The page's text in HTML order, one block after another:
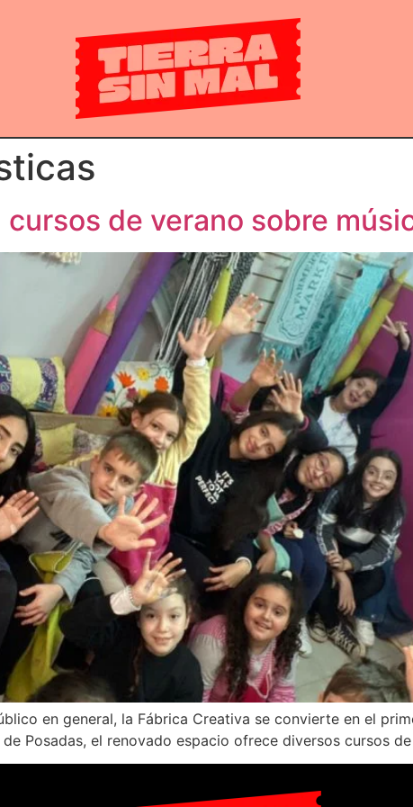
cursos de verano sobre
en general, la Fábrica Creativa se convierte en el
Posadas, el renovado espacio ofrece diversos cursos